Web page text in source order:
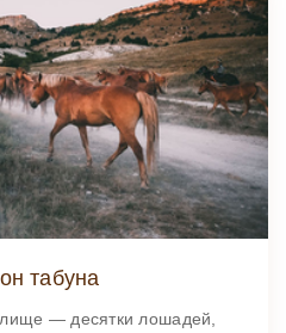
табуна
— десятки лошадей,